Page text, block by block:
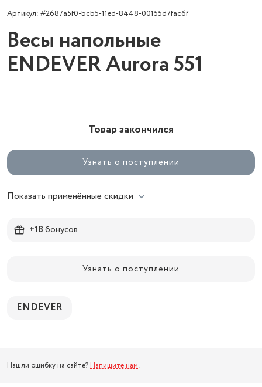
Артикул: #2687a5f0-bcb5-11ed-8448-00155d7fac6f
Весы напольные
ENDEVER Aurora 551
Товар закончился
Узнать о поступлении
Показать применённые скидки
+18бонусов
Узнать о поступлении
ENDEVER
Нашли ошибку на сайте? Напишите нам.